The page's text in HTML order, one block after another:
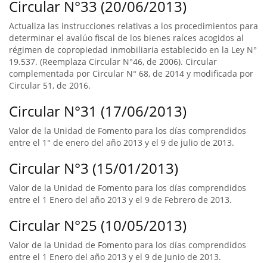
Circular N°33 (20/06/2013)
Actualiza las instrucciones relativas a los procedimientos para
determinar el avalúo fiscal de los bienes raíces acogidos al
régimen de copropiedad inmobiliaria establecido en la Ley N°
19.537. (Reemplaza Circular N°46, de 2006). Circular
complementada por Circular N° 68, de 2014 y modificada por
Circular 51, de 2016.
Circular N°31 (17/06/2013)
Valor de la Unidad de Fomento para los días comprendidos
entre el 1° de enero del año 2013 y el 9 de julio de 2013.
Circular N°3 (15/01/2013)
Valor de la Unidad de Fomento para los días comprendidos
entre el 1 Enero del año 2013 y el 9 de Febrero de 2013.
Circular N°25 (10/05/2013)
Valor de la Unidad de Fomento para los días comprendidos
entre el 1 Enero del año 2013 y el 9 de Junio de 2013.